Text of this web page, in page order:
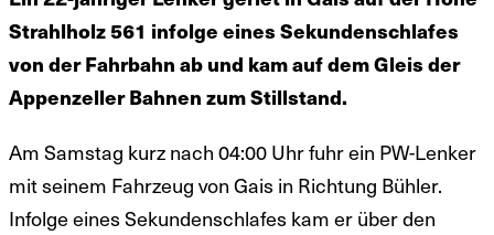
Strahlholz 561 infolge eines Sekundenschlafes
von der Fahrbahn ab und kam auf dem Gleis der
Appenzeller Bahnen zum Stillstand.
Am Samstag kurz nach 04:00 Uhr fuhr ein PW-Lenker
mit seinem Fahrzeug von Gais in Richtung Bühler.
Infolge eines Sekundenschlafes kam er über den